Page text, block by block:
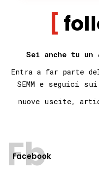
Sei anche tu un
Entra a far parte
SEMM e seguici
nuove uscite,
Fb
Facebook